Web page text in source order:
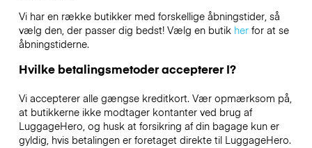
Vi har en række butikker med forskellige åbningstider, så
vælg den, der passer dig bedst! Vælg en butik herfor at se
åbningstiderne.
Hvilke betalingsmetoder accepterer I?
Vi accepterer alle gængse kreditkort. Vær opmærksom på,
at butikkerne ikke modtager kontanter ved brug af
LuggageHero, og husk at forsikring af din bagage kun er
gyldig, hvis betalingen er foretaget direkte til LuggageHero.